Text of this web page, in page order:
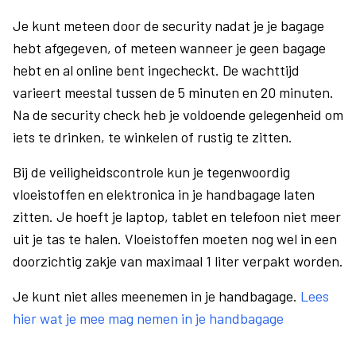
Je kunt meteen door de security nadat je je bagage
hebt afgegeven, of meteen wanneer je geen bagage
hebt en al online bent ingecheckt. De wachttijd
varieert meestal tussen de 5 minuten en 20 minuten.
Na de security check heb je voldoende gelegenheid om
iets te drinken, te winkelen of rustig te zitten.
Bij de veiligheidscontrole kun je tegenwoordig
vloeistoffen en elektronica in je handbagage laten
zitten. Je hoeft je laptop, tablet en telefoon niet meer
uit je tas te halen. Vloeistoffen moeten nog wel in een
doorzichtig zakje van maximaal 1 liter verpakt worden.
Je kunt niet alles meenemen in je handbagage. Lees
hier wat je mee mag nemen in je handbagage